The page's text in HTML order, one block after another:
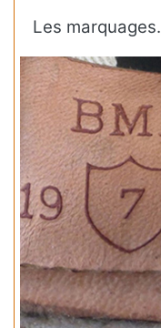
Les marquages.